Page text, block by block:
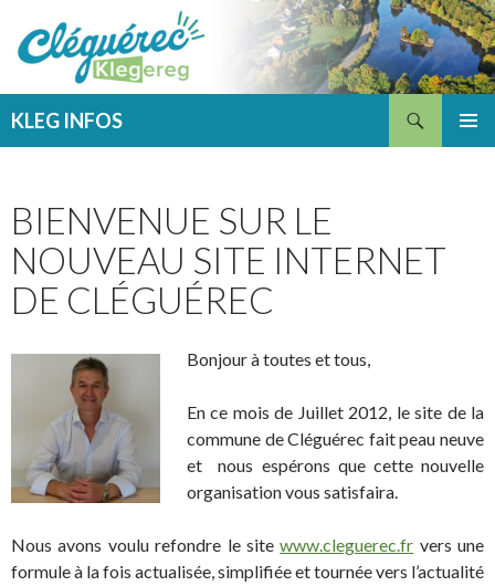
KLEG INFOS
BIENVENUE SUR LE
NOUVEAU SITE INTERNET
DE CLÉGUÉREC
Bonjour à toutes et tous,
En ce mois de Juillet 2012, le site de la
commune de Cléguérec fait peau neuve
et nous espérons que cette nouvelle
organisation vous satisfaira.
Nous avons voulu refondre le sitewww.cleguerec.fr vers une
formule à la fois actualisée, simplifiée et tournée vers l’actualité